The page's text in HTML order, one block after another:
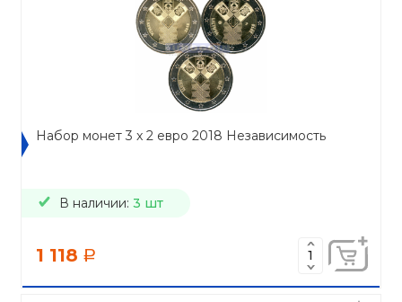
Набор монет 3 x 2 евро 2018 Независимость
В наличии: 3 шт
1 118 a